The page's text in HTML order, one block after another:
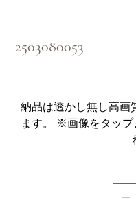
2503080053
納品は透かし無し高画
ます。 ※画像をタッ